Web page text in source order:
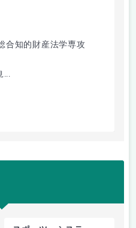
合知的財産法学専攻
...